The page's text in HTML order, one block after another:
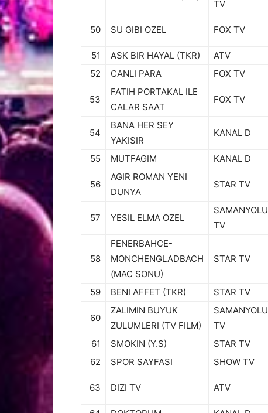
TV
50 SU GIBI OZEL FOX TV
51 ASK BIR HAYAL (TKR) ATV
52
CANLI PARA FOX TV
53
FATIH PORTAKAL ILE
CALAR SAAT
FOX TV
54
BANA HER SEY
YAKISIR
KANAL D
55 MUTFAGIM KANAL D
56
AGIR ROMAN YENI
DUNYA
STAR TV
57 YESIL ELMA OZEL
SAMANYOLU
TV
58
FENERBAHCE-
MONCHENGLADBACH
(MAC SONU)
STAR TV
59 BENI AFFET (TKR) STAR TV
60
ZALIMIN BUYUK
ZULUMLERI (TV FILM)
SAMANYOLU
TV
61 SMOKIN (Y.S) STAR TV
62
SPOR SAYFASI SHOW TV
63 DIZI TV ATV